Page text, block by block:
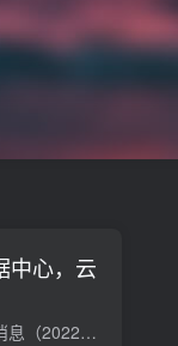
中心，云
linode自从akamai收购之后官方就发过消息（2022.8）要扩展更多的数据中心（至少23个），当前官方已经实现了这个承诺。当前，linode的云服务器的数据中心已经分布到了：亚特兰大、芝加哥、达拉斯...